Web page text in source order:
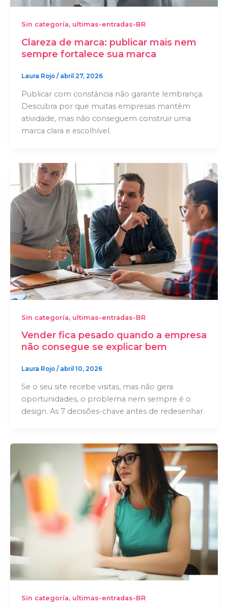
Sin categoría, ultimas-entradas-BR
Clareza de marca: publicar mais nem
sempre fortalece sua marca
Laura Rojo / abril 27, 2026
Publicar com constância não garante lembrança.
Descubra por que muitas empresas mantêm
atividade, mas não conseguem construir uma
marca clara e escolhível.
Sin categoría, ultimas-entradas-BR
Vender fica pesado quando a empresa
não consegue se explicar bem
Laura Rojo / abril 10, 2026
Se o seu site recebe visitas, mas não gera
oportunidades, o problema nem sempre é o
design. As 7 decisões-chave antes de redesenhar.
Sin categoría, ultimas-entradas-BR